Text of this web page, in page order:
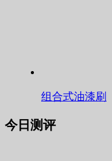
组合式油漆刷
今日测评